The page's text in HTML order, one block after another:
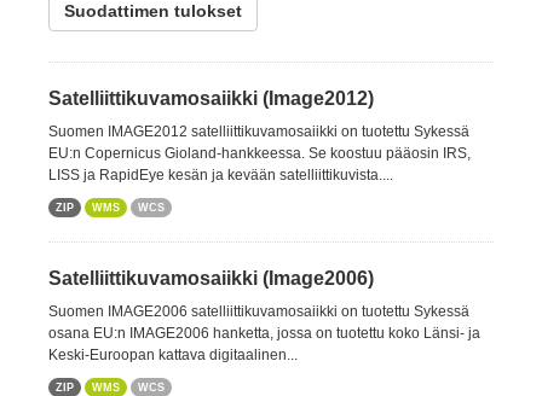
Suodattimen tulokset
Satelliittikuvamosaiikki (Image2012)
Suomen IMAGE2012 satelliittikuvamosaiikki on tuotettu Sykessä
EU:n Copernicus Gioland-hankkeessa. Se koostuu pääosin IRS,
LISS ja RapidEye kesän ja kevään satelliittikuvista....
ZIP WMS WCS
Satelliittikuvamosaiikki (Image2006)
Suomen IMAGE2006 satelliittikuvamosaiikki on tuotettu Sykessä
osana EU:n IMAGE2006 hanketta, jossa on tuotettu koko Länsi- ja
Keski-Euroopan kattava digitaalinen...
ZIP WMS WCS